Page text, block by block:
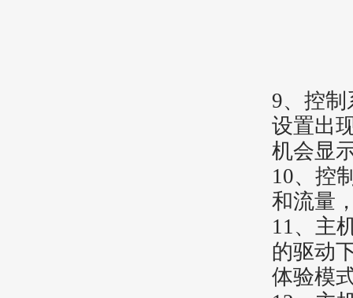
9、控
设置出
机会显
10、控
和流量
11、主
的驱动
体验模